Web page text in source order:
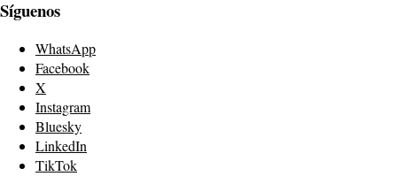
Síguenos
WhatsApp
Facebook
X
Instagram
Bluesky
LinkedIn
TikTok